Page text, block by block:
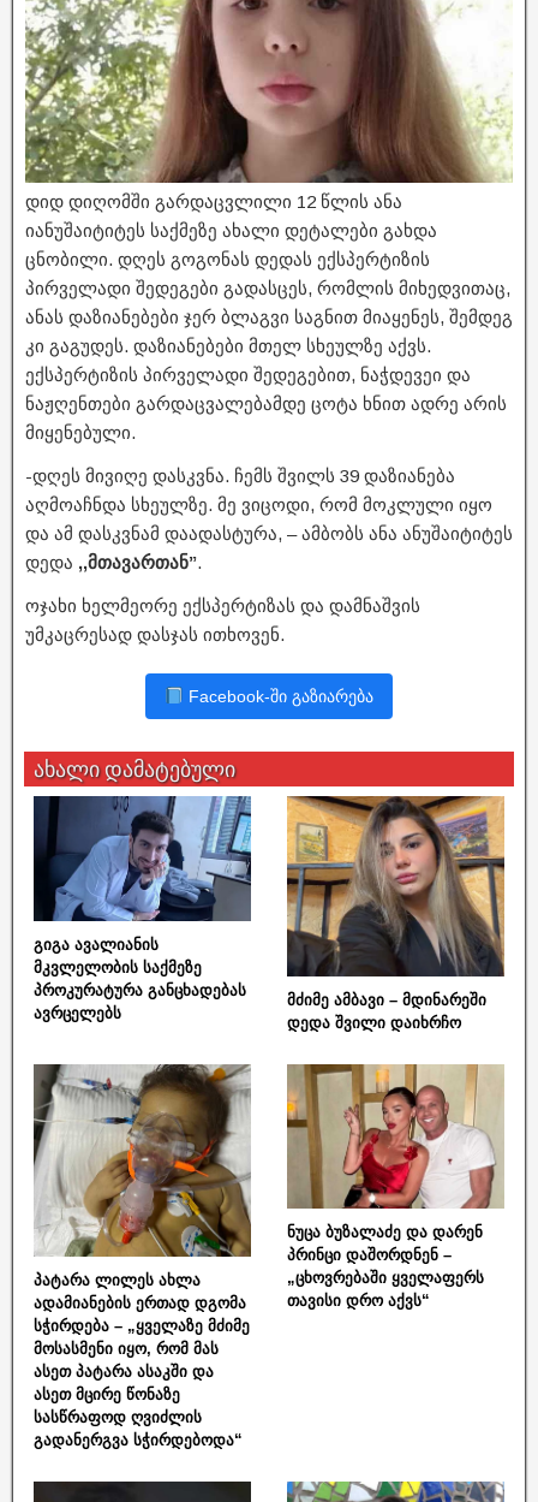
დიდ დიღომში გარდაცვლილი 12 წლის ანა
იანუშაიტიტეს საქმეზე ახალი დეტალები გახდა
ცნობილი. დღეს გოგონას დედას ექსპერტიზის
პირველადი შედეგები გადასცეს, რომლის მიხედვითაც,
ანას დაზიანებები ჯერ ბლაგვი საგნით მიაყენეს, შემდეგ
კი გაგუდეს. დაზიანებები მთელ სხეულზე აქვს.
ექსპერტიზის პირველადი შედეგებით, ნაჭდევეი და
ნაჟღენთები გარდაცვალებამდე ცოტა ხნით ადრე არის
მიყენებული.
-დღეს მივიღე დასკვნა. ჩემს შვილს 39 დაზიანება
აღმოაჩნდა სხეულზე. მე ვიცოდი, რომ მოკლული იყო
და ამ დასკვნამ დაადასტურა, – ამბობს ანა ანუშაიტიტეს
დედა ,,მთავართან”.
ოჯახი ხელმეორე ექსპერტიზას და დამნაშვის
უმკაცრესად დასჯას ითხოვენ.­
Facebook-ში გაზიარება
ახალი დამატებული
გიგა ავალიანის
მკვლელობის საქმეზე
პროკურატურა განცხადებას
ავრცელებს
მძიმე ამბავი – მდინარეში
დედა შვილი დაიხრჩო
პატარა ლილეს ახლა
ადამიანების ერთად დგომა
სჭირდება – „ყველაზე მძიმე
მოსასმენი იყო, რომ მას
ასეთ პატარა ასაკში და
ასეთ მცირე წონაზე
სასწრაფოდ ღვიძლის
გადანერგვა სჭირდებოდა“
ნუცა ბუზალაძე და დარენ
პრინცი დაშორდნენ –
„ცხოვრებაში ყველაფერს
თავისი დრო აქვს“